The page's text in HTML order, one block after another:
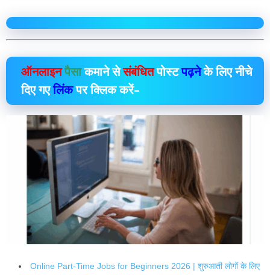
ऑनलाइनपैसाकमाने सेसंबंधितपोस्टपढ़नेके लिए नीचे
दिए गएलिंकपर क्लिक करें–
Online Part-Time Jobs for Beginners 2026 | शुरुआती लोगों के लिए